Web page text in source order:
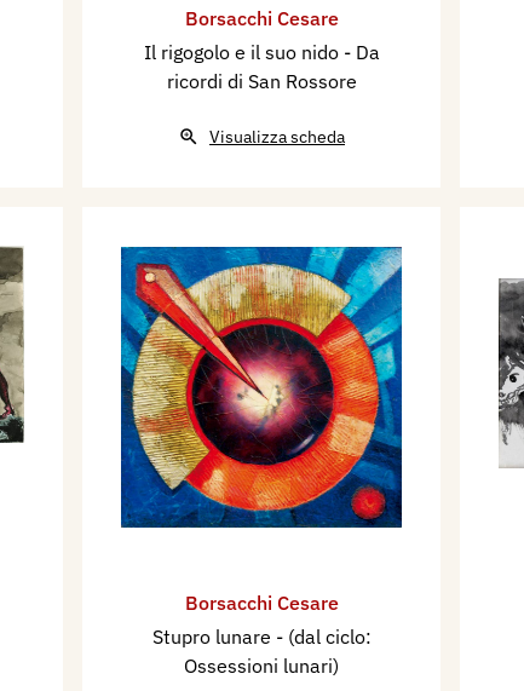
Borsacchi Cesare
Il rigogolo e il suo nido - Da
ricordi di San Rossore
Visualizza scheda
Borsacchi Cesare
Stupro lunare - (dal ciclo:
Ossessioni lunari)